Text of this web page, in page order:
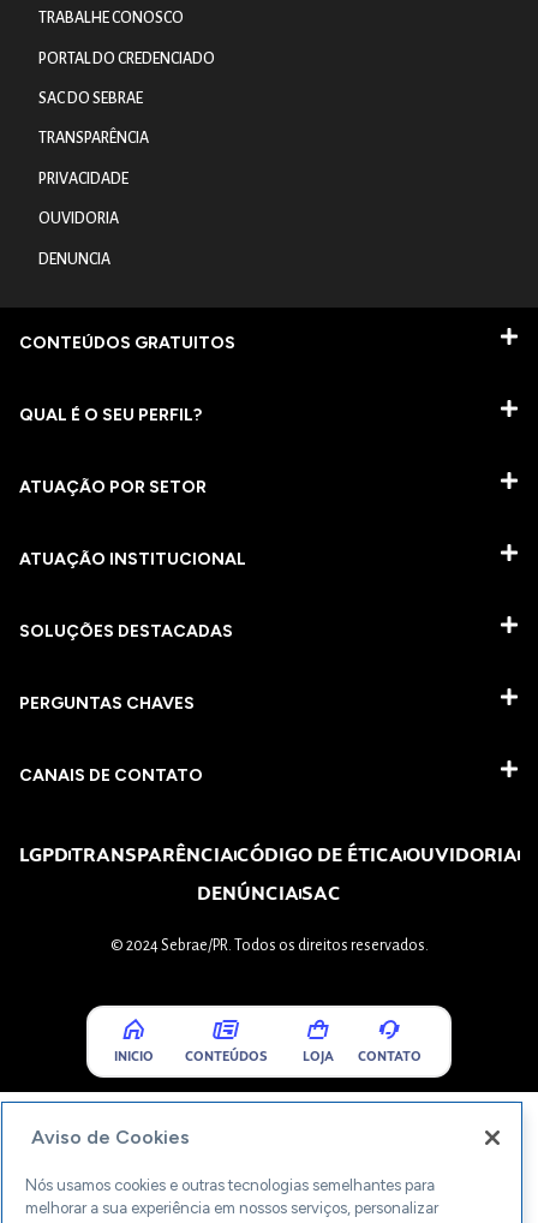
TRABALHE CONOSCO
PORTAL DO CREDENCIADO
SAC DO SEBRAE
TRANSPARÊNCIA
PRIVACIDADE
OUVIDORIA
DENUNCIA
CONTEÚDOS GRATUITOS
QUAL É O SEU PERFIL?
ATUAÇÃO POR SETOR
ATUAÇÃO INSTITUCIONAL
SOLUÇÕES DESTACADAS
PERGUNTAS CHAVES​
CANAIS DE CONTATO
LGPDTRANSPARÊNCIACÓDIGO DE ÉTICAOUVIDORIA
DENÚNCIASAC
© 2024 Sebrae/PR. Todos os direitos reservados.
INICIO CONTEÚDOS LOJA CONTATO
Aviso de Cookies
Nós usamos cookies e outras tecnologias semelhantes para
melhorar a sua experiência em nossos serviços, personalizar